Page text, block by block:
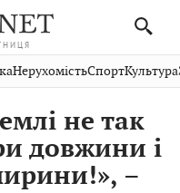
Авто СловкоКультура
Дім СпортКраєзнавство
ОсвітаНерухомість
Домашні
тварини
НерухомістьСпортКультура
не так
довжини і
–